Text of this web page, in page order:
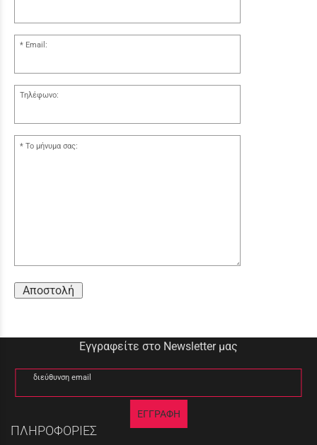
Email:
Τηλέφωνο:
Το μήνυμα σας:
Αποστολή
Εγγραφείτε στο Newsletter μας
διεύθυνση email
ΕΓΓΡΑΦΗ
ΠΛΗΡΟΦΟΡΙΕΣ